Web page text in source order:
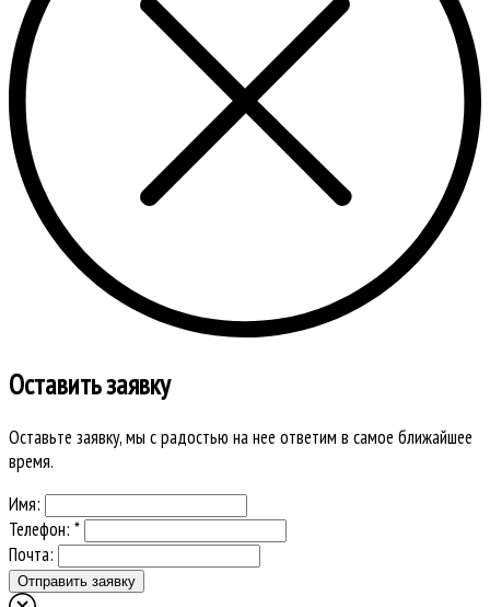
Оставить заявку
Оставьте заявку, мы с радостью на нее ответим в самое ближайшее
время.
Имя:
Телефон: *
Почта: